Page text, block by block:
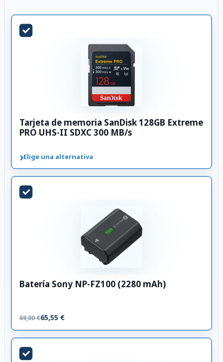
Tarjeta de memoria SanDisk 128GB Extreme
PRO UHS-II SDXC 300 MB/s
›Elige una alternativa
Batería Sony NP-FZ100 (2280 mAh)
69,00 €65,55 €